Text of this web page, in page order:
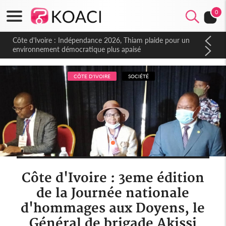
0
Côte d'Ivoire : Indépendance 2026, Thiam plaide pour un
environnement démocratique plus apaisé
CÔTE D'IVOIRE SOCIÉTÉ
Côte d'Ivoire : 3eme édition
de la Journée nationale
d'hommages aux Doyens, le